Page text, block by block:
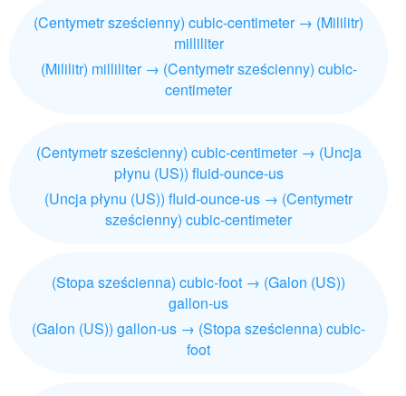
(Centymetr sześcienny) cubic-centimeter → (Mililitr)
milliliter
(Mililitr) milliliter → (Centymetr sześcienny) cubic-
centimeter
(Centymetr sześcienny) cubic-centimeter → (Uncja
płynu (US)) fluid-ounce-us
(Uncja płynu (US)) fluid-ounce-us → (Centymetr
sześcienny) cubic-centimeter
(Stopa sześcienna) cubic-foot → (Galon (US))
gallon-us
(Galon (US)) gallon-us → (Stopa sześcienna) cubic-
foot